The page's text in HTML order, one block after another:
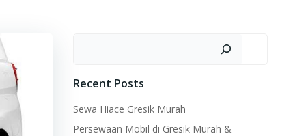
Recent Posts
Sewa Hiace Gresik Murah
Persewaan Mobil di Gresik Murah &